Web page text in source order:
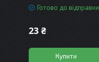
Готово до відправки
23 ₴
Купити